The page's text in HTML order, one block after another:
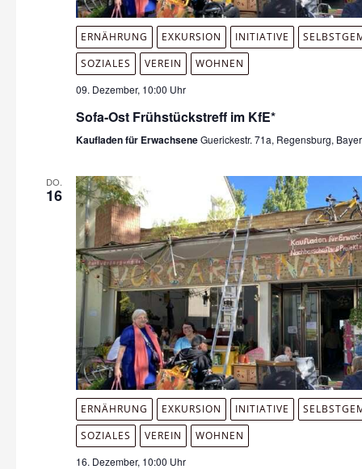
ERNÄHRUNG EXKURSION INITIATIVE
SOZIALES
VEREIN
WOHNEN
09. Dezember, 10:00 Uhr
Sofa-Ost Frühstückstreff im KfE*
Kaufladen für ErwachseneGuerickestr. 71a, Regensburg,
DO.
16
ERNÄHRUNG EXKURSION INITIATIVE
SOZIALES
VEREIN
WOHNEN
16. Dezember, 10:00 Uhr